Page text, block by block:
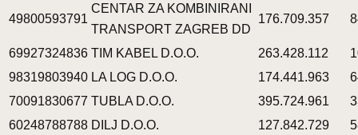
49800593791
CENTAR ZA KOMBINIRANI
TRANSPORT ZAGREB DD
176.709.357
69927324836 TIM KABEL D.O.O. 263.428.112
98319803940 LA LOG D.O.O. 174.441.963
70091830677 TUBLA D.O.O. 395.724.961
60248788788 DILJ D.O.O. 127.842.729